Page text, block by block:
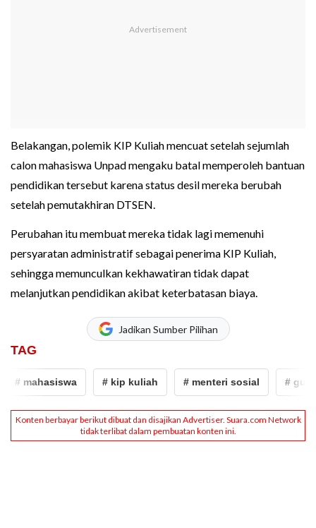
Belakangan, polemik KIP Kuliah mencuat setelah sejumlah
calon mahasiswa Unpad mengaku batal memperoleh bantuan
pendidikan tersebut karena status desil mereka berubah
setelah pemutakhiran DTSEN.
Perubahan itu membuat mereka tidak lagi memenuhi
persyaratan administratif sebagai penerima KIP Kuliah,
sehingga memunculkan kekhawatiran tidak dapat
melanjutkan pendidikan akibat keterbatasan biaya.
Jadikan Sumber Pilihan
TAG
# mahasiswa # kip kuliah # menteri sosial # gus